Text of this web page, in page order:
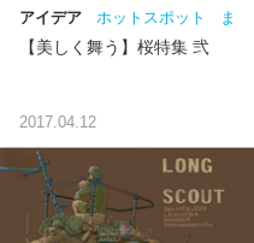
アイデア ホットスポット
ま
とめ
桜
【美しく舞う】桜特集 弐
2017.04.12